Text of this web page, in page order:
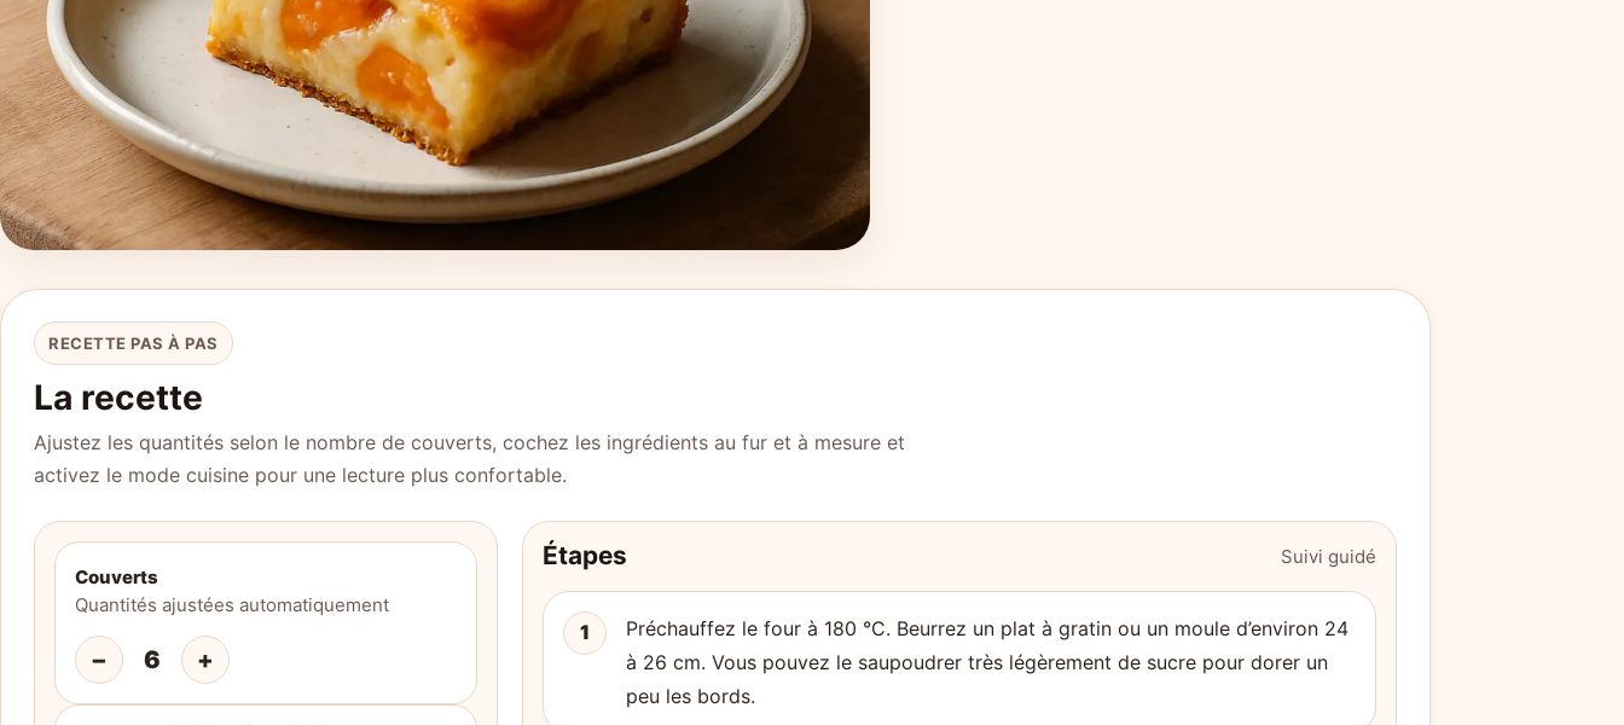
RECETTE PAS À PAS
La recette
Ajustez les quantités selon le nombre de couverts, cochez les ingrédients au fur et à mesure et
activez le mode cuisine pour une lecture plus confortable.
Couverts
Quantités ajustées automatiquement
− 6 +
Étapes Suivi guidé
1
Préchauffez le four à 180 °C. Beurrez un plat à gratin ou un moule d’environ 24
à 26 cm. Vous pouvez le saupoudrer très légèrement de sucre pour dorer un
peu les bords.